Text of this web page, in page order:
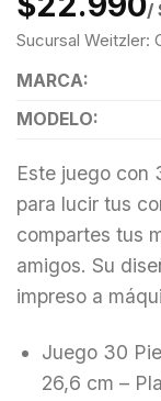
/
Sucursal Weitzler:
MARCA:
MODELO:
Este juego con
para lucir tus
compartes tus
amigos. Su
impreso a
Juego 30
26,6 cm –